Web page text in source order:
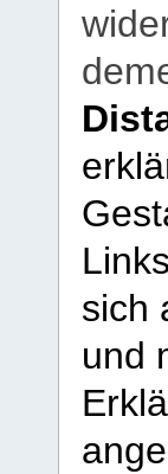
sich
und